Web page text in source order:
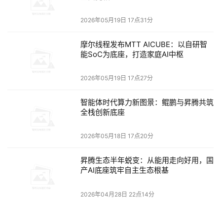
于 Microsoft Hyper-V 的虚拟机。
Vagrant、Docker 和 Jenkins 插件：为开发人员提供免费
的 Vagrant、Docker 和 Jenkins 插件/提供程序。
重用两个 VM 相同的磁盘扇区，因此只会占用父 VM 所用
在控制中心对 VM 进行存档：专业用户往往拥有许多虚拟
2026年05月19日 17点31分
摩尔线程发布MTT AICUBE：以自研智
能SoC为底座，打造家庭AI中枢
2026年05月19日 17点27分
智能体时代算力新图景：鲲鹏与昇腾共筑
全栈创新底座
2026年05月18日 17点20分
昇腾生态半年蜕变：从能用走向好用，国
产AI底座筑牢自主生态根基
2026年04月28日 22点14分